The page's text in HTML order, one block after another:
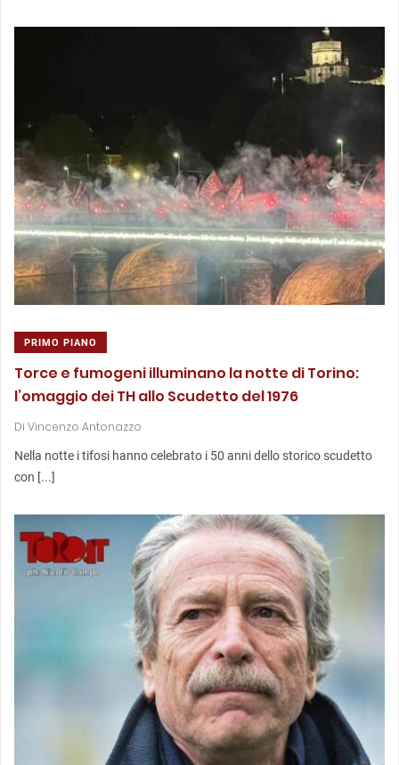
PRIMO PIANO
Torce e fumogeni illuminano la notte di Torino:
l’omaggio dei TH allo Scudetto del 1976
Di Vincenzo Antonazzo
Nella notte i tifosi hanno celebrato i 50 anni dello storico scudetto
con [...]